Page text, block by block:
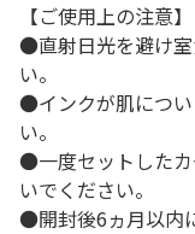
【ご使用上の注意】
●直射日光を避け
い。
●インクが肌につい
い。
●一度セットした
いでください。
●開封後6ヵ月以内